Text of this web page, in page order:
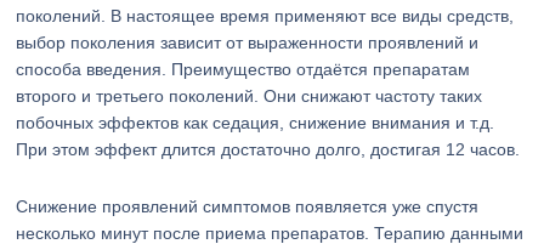
поколений. В настоящее время применяют все виды средств,
выбор поколения зависит от выраженности проявлений и
способа введения. Преимущество отдаётся препаратам
второго и третьего поколений. Они снижают частоту таких
побочных эффектов как седация, снижение внимания и т.д.
При этом эффект длится достаточно долго, достигая 12 часов.
Снижение проявлений симптомов появляется уже спустя
несколько минут после приема препаратов. Терапию данными